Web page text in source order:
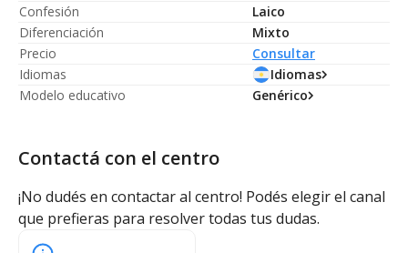
Confesión
Laico
Diferenciación
Mixto
Precio
Consultar
Idiomas
Idiomas
Modelo educativo
Genérico
Contactá con el centro
¡No dudés en contactar al centro! Podés elegir el canal
que prefieras para resolver todas tus dudas.